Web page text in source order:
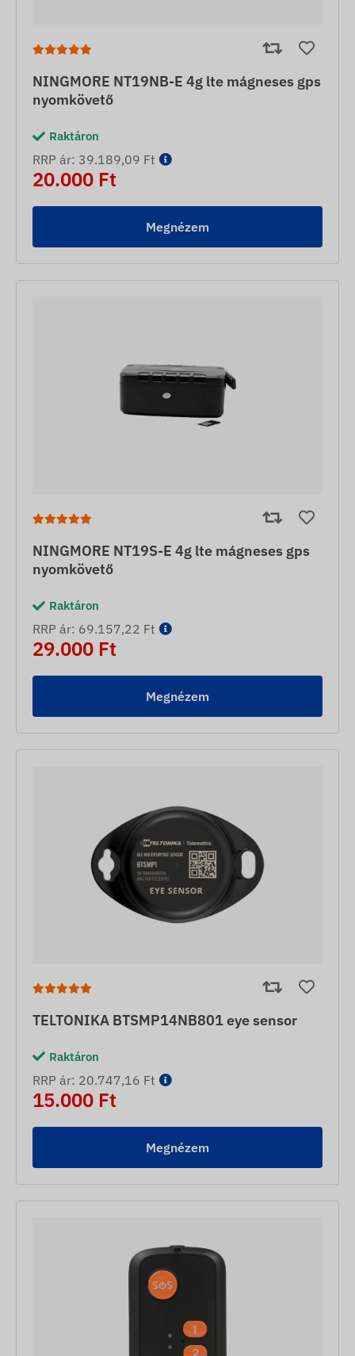
NINGMORE NT19NB-E 4g lte mágneses gps
nyomkövető
Raktáron
RRP ár: 39.189,09 Ft
20.000 Ft
Megnézem
NINGMORE NT19S-E 4g lte mágneses gps
nyomkövető
Raktáron
RRP ár: 69.157,22 Ft
29.000 Ft
Megnézem
TELTONIKA BTSMP14NB801 eye sensor
Raktáron
RRP ár: 20.747,16 Ft
15.000 Ft
Megnézem